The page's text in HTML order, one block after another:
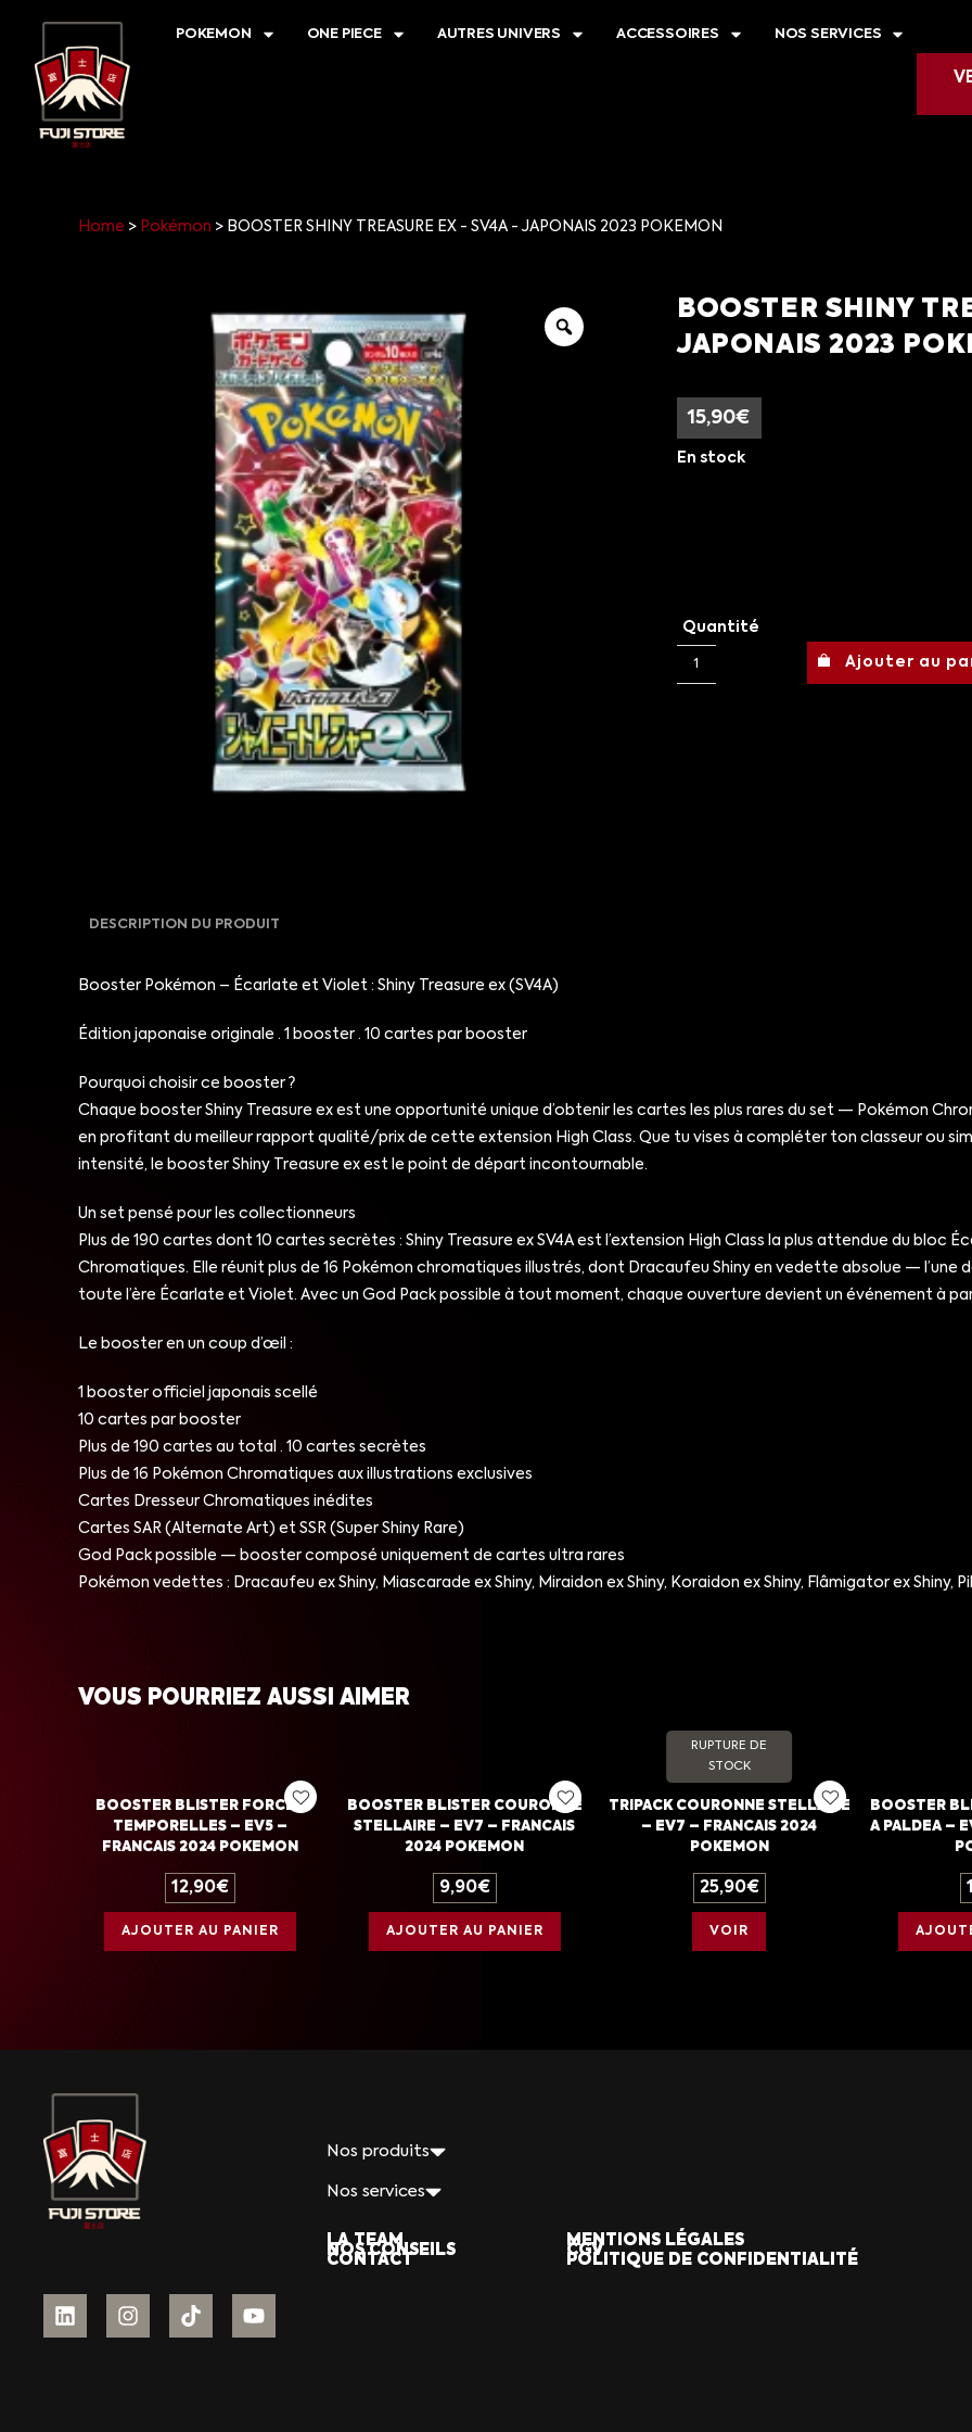
POKEMON ONE PIECE AUTRES UNIVERS ACCESSOIRES NOS SERVICES
Home > Pokémon > BOOSTER SHINY TREASURE EX - SV4A - JAPONAIS 2023 POKEMON
BOOSTER SHINY
JAPONAIS 2023
15,90€
En stock
Quantité
Ajouter au
DESCRIPTION DU PRODUIT
Booster Pokémon – Écarlate et Violet : Shiny Treasure ex (SV4A)
Édition japonaise originale · 1 booster · 10 cartes par booster
Pourquoi choisir ce booster ?
Chaque booster Shiny Treasure ex est une opportunité unique d’obtenir les cartes les plus rares du set — Pokémon
en profitant du meilleur rapport qualité/prix de cette extension High Class. Que tu vises à compléter ton classeur ou
intensité, le booster Shiny Treasure ex est le point de départ incontournable.
Un set pensé pour les collectionneurs
Plus de 190 cartes dont 10 cartes secrètes : Shiny Treasure ex SV4A est l’extension High Class la plus attendue du
Chromatiques. Elle réunit plus de 16 Pokémon chromatiques illustrés, dont Dracaufeu Shiny en vedette absolue —
toute l’ère Écarlate et Violet. Avec un God Pack possible à tout moment, chaque ouverture devient un événement à
Le booster en un coup d’œil :
1 booster officiel japonais scellé
10 cartes par booster
Plus de 190 cartes au total · 10 cartes secrètes
Plus de 16 Pokémon Chromatiques aux illustrations exclusives
Cartes Dresseur Chromatiques inédites
Cartes SAR (Alternate Art) et SSR (Super Shiny Rare)
God Pack possible — booster composé uniquement de cartes ultra rares
Pokémon vedettes : Dracaufeu ex Shiny, Miascarade ex Shiny, Miraidon ex Shiny, Koraidon ex Shiny, Flâmigator ex Shiny,
VOUS POURRIEZ AUSSI AIMER
BOOSTER BLISTER FORCES
TEMPORELLES – EV5 –
FRANCAIS 2024 POKEMON
12,90€
AJOUTER AU PANIER
BOOSTER BLISTER COURONNE
STELLAIRE – EV7 – FRANCAIS
2024 POKEMON
9,90€
AJOUTER AU PANIER
RUPTURE DE
STOCK
TRIPACK COURONNE STELLAIRE
– EV7 – FRANCAIS 2024
POKEMON
25,90€
VOIR
BOOSTER
A PALDEA –
Nos produits
Nos services
LA TEAM
NOS CONSEILS
CONTACT
MENTIONS LÉGALES
CGV
POLITIQUE DE CONFIDENTIALITÉ